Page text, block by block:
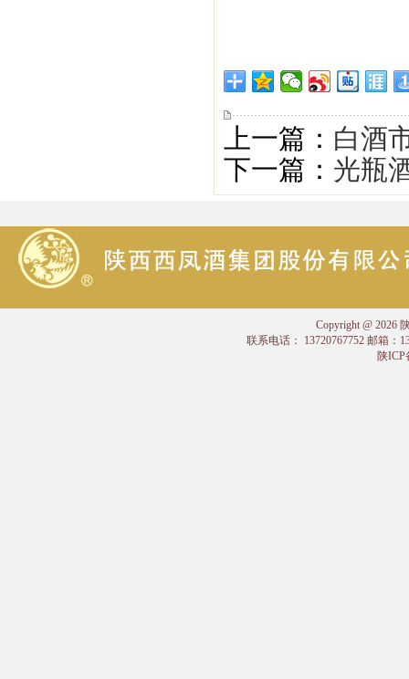
上一篇： 白酒
下一篇： 光瓶
Copyright @ 2026
联系电话： 13720767752 邮箱：
陕ICP